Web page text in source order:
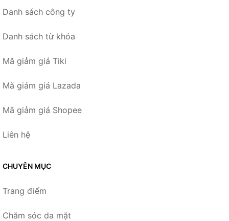
Danh sách công ty
Danh sách từ khóa
Mã giảm giá Tiki
Mã giảm giá Lazada
Mã giảm giá Shopee
Liên hệ
CHUYÊN MỤC
Trang điểm
Chăm sóc da mặt